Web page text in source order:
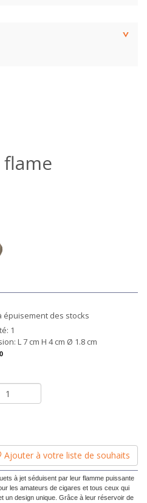
épuisement des stocks
1
L 7 cm H 4 cm Ø 1.8 cm
Ajouter à votre liste de souhaits
à jet séduisent par leur flamme puissante
les amateurs de cigares et tous ceux qui
un design unique. Grâce à leur réservoir de